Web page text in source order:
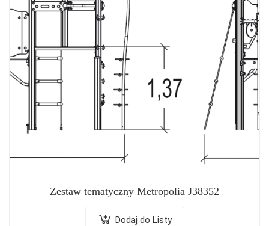
Zestaw tematyczny Metropolia J38352
Dodaj do Listy